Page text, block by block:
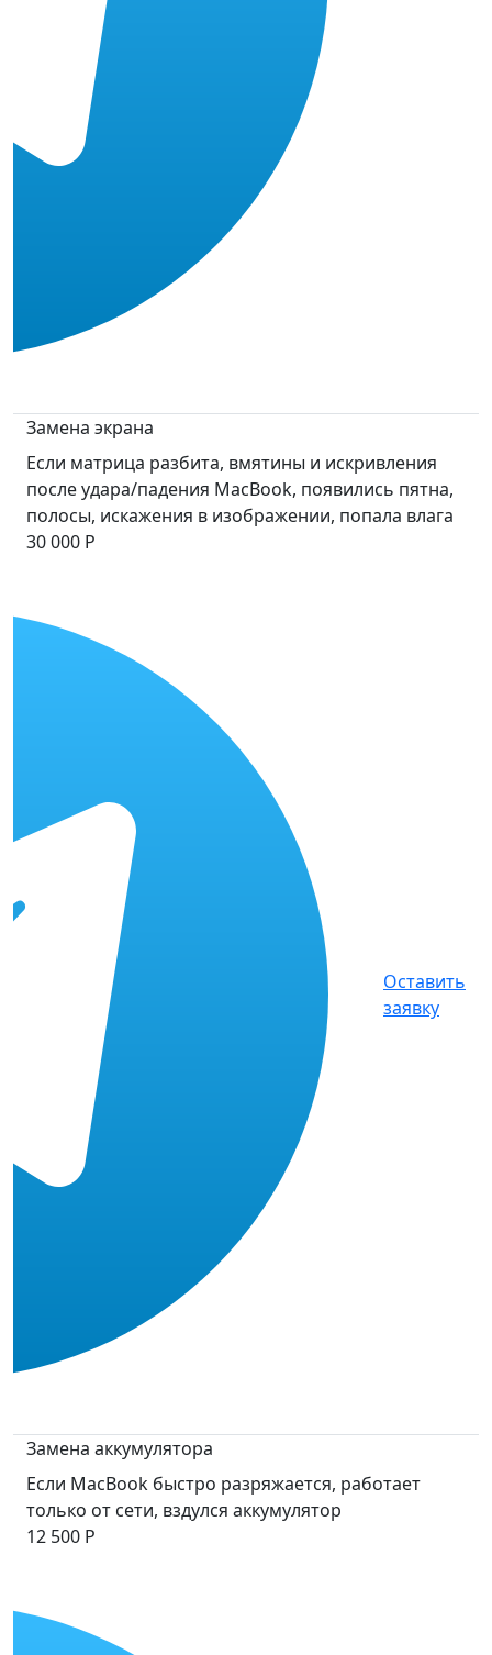
Замена экрана
Если матрица разбита, вмятины и искривления
после удара/падения MacBook, появились пятна,
полосы, искажения в изображении, попала влага
30 000 Р
Оставить
заявку
Замена аккумулятора
Если MacBook быстро разряжается, работает
только от сети, вздулся аккумулятор
12 500 Р